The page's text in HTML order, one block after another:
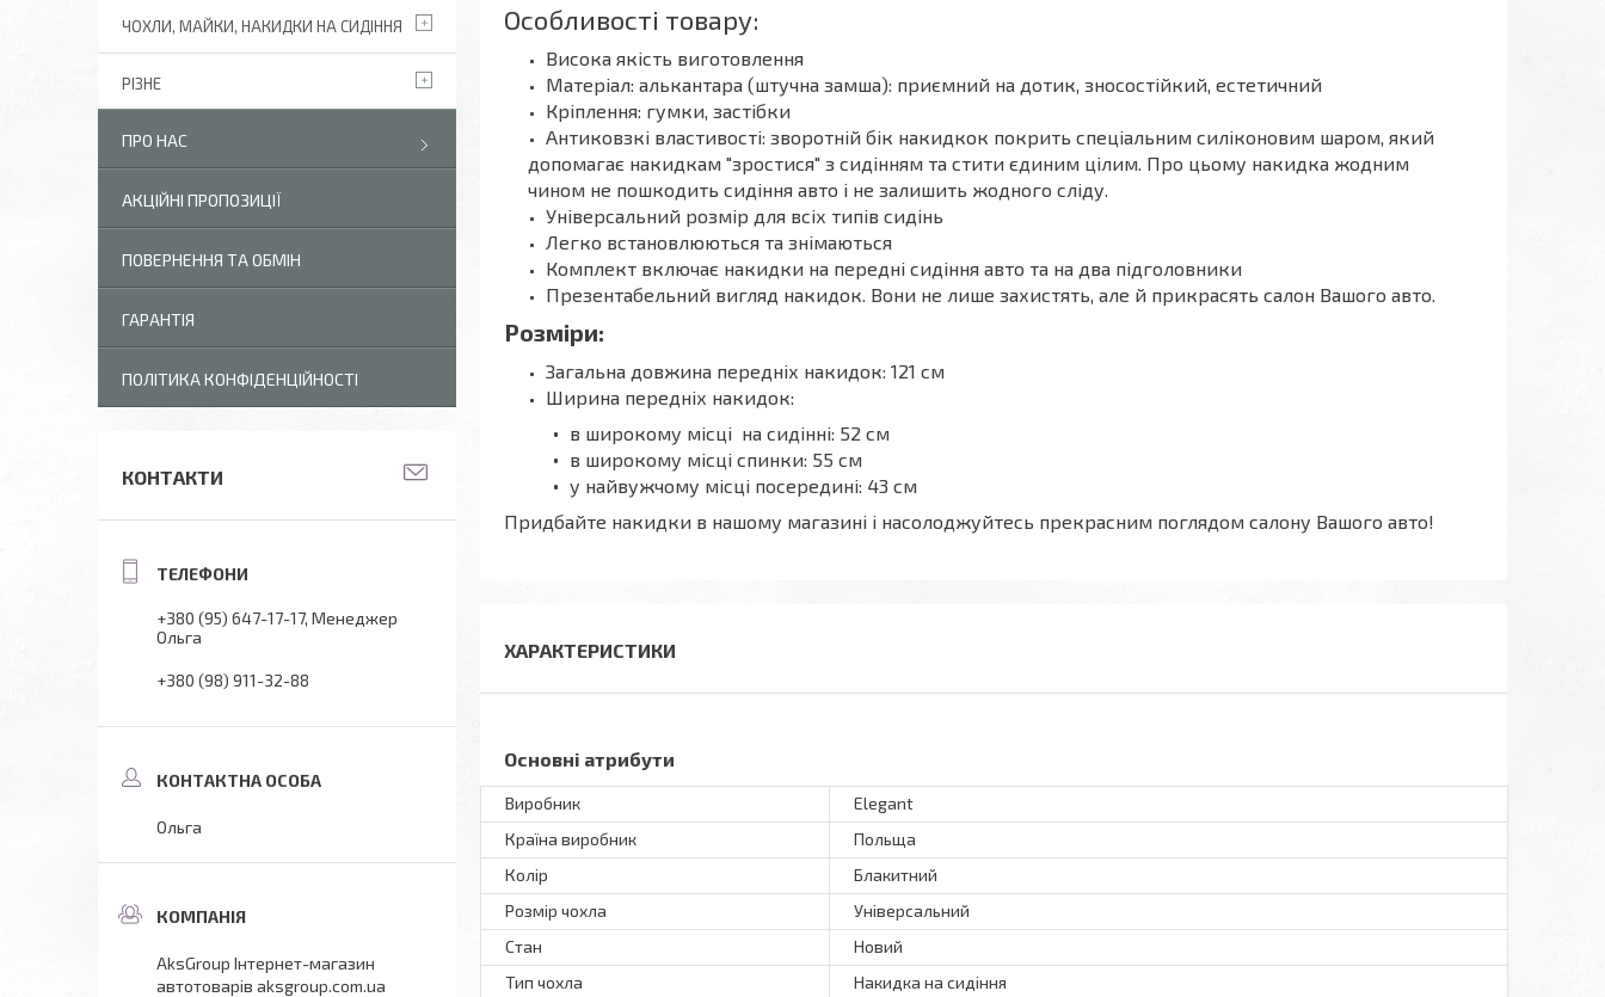
Особливості товару:
Висока якість виготовлення
Матеріал: алькантара (штучна замша): приємний на дотик, зносостійкий, естетичний
Кріплення: гумки, застібки
Антиковзкі властивості: зворотній бік накидкок покрить спеціальним силіконовим шаром, який
допомагає накидкам "зростися" з сидінням та стити єдиним цілим. Про цьому накидка жодним
чином не пошкодить сидіння авто і не залишить жодного сліду.
Універсальний розмір для всіх типів сидінь
Легко встановлюються та знімаються
Комплект включає накидки на передні сидіння авто та на два підголовники
Презентабельний вигляд накидок. Вони не лише захистять, але й прикрасять салон Вашого авто.
Розміри:
Загальна довжина передніх накидок: 121 см
Ширина передніх накидок:
в широкому місці на сидінні: 52 см
в широкому місці спинки: 55 см
у найвужчому місці посередині: 43 см
Придбайте накидки в нашому магазині і насолоджуйтесь прекрасним поглядом салону Вашого авто!
ХАРАКТЕРИСТИКИ
Основні атрибути
Виробник
Elegant
Країна виробник
Польща
Колір
Блакитний
Розмір чохла
Універсальний
Стан
Новий
Тип чохла
Накидка на сидіння
ЧОХЛИ, МАЙКИ, НАКИДКИ НА СИДІННЯ
РІЗНЕ
ПРО НАС
АКЦІЙНІ ПРОПОЗИЦІЇ
ПОВЕРНЕННЯ ТА ОБМІН
ГАРАНТІЯ
ПОЛІТИКА КОНФІДЕНЦІЙНОСТІ
КОНТАКТИ
+380 (95) 647-17-17 Менеджер
Ольга
+380 (98) 911-32-88
Ольга
AksGroup Інтернет-магазин
автотоварів aksgroup.com.ua